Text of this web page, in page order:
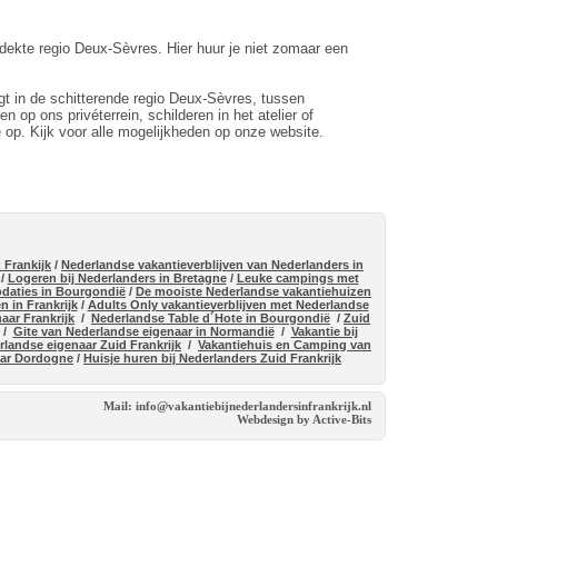
regio Deux-Sèvres. Hier huur je niet zomaar een
in de schitterende regio Deux-Sèvres, tussen
op ons privéterrein, schilderen in het atelier of
Kijk voor alle mogelijkheden op onze website.
Frankijk / Nederlandse vakantieverblijven van Nederlanders in
Logeren bij Nederlanders in Bretagne/ Leuke campings met
in Bourgondië / De mooiste Nederlandse vakantiehuizen
in Frankrijk/ Adults Only vakantieverblijven met Nederlandse
Frankrijk / Nederlandse Table d´Hote in Bourgondië / Zuid
Gite van Nederlandse eigenaar in Normandië/ Vakantie bij
eigenaar Zuid Frankrijk / Vakantiehuis en Camping van
Dordogne / Huisje huren bij Nederlanders Zuid Frankrijk
Mail: info@vakantiebijnederlandersinfrankrijk.nl
Webdesign by Active-Bits